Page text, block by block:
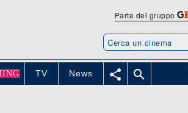
Parte del gruppo
TV News  